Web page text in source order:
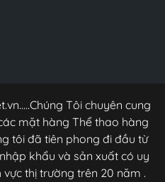
Tôi chuyên cung
mặt hàng Thể thao hàng
tôi đã tiên phong đi đầu từ
khẩu và sản xuất có uy
thị trường trên 20 năm .